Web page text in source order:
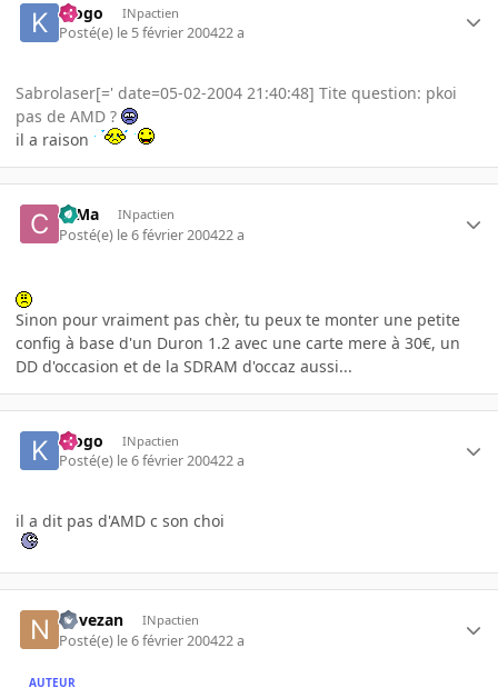
klogo INpactien
Posté(e) le 5 février 200422 a
Sabrolaser[=' date=05-02-2004 21:40:48] Tite question: pkoi
pas de AMD ?
il a raison
c0Ma INpactien
Posté(e) le 6 février 200422 a
Sinon pour vraiment pas chèr, tu peux te monter une petite
config à base d'un Duron 1.2 avec une carte mere à 30€, un
DD d'occasion et de la SDRAM d'occaz aussi...
klogo INpactien
Posté(e) le 6 février 200422 a
il a dit pas d'AMD c son choi
novezan INpactien
Posté(e) le 6 février 200422 a
AUTEUR